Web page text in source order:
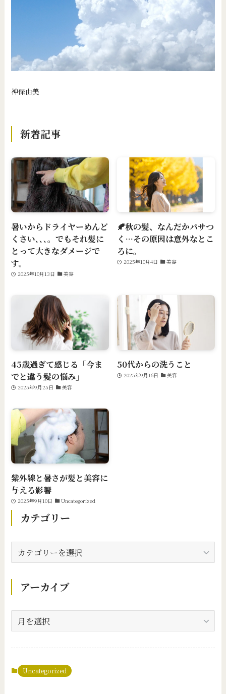
神保由美
新着記事
暑いからドライヤーめんど
くさい､､､。でもそれ髪に
とって大きなダメージで
す。
2025年10月13日 美容
🍂秋の髪、なんだかパサつ
く…その原因は意外なとこ
ろに。
2025年10月4日 美容
45歳過ぎて感じる「今ま
でと違う髪の悩み」
2025年9月25日 美容
50代からの洗うこと
2025年9月16日 美容
紫外線と暑さが髪と美容に
与える影響
2025年9月10日 Uncategorized
カテゴリー
テ
ー
アーカイブ
ー
ブ Uncategorized